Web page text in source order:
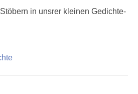
in unsrer kleinen Gedichte-